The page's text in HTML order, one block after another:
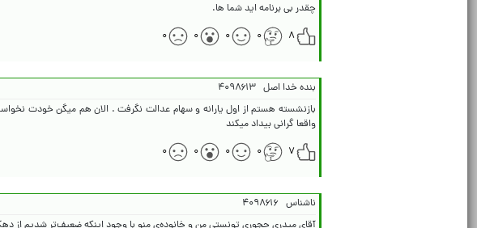
چقدر بی برنامه اید شما ها.
۸
۰ ۰ ۰ ۰
بنده خدا اصل ۴۰۹۸۶۱۳
بازنشسته هستم از اول یارانه و سهام عدالت نگرفت . الان هم میگن خودت
واقعا گرانی بیداد میکند
۷
۰ ۰ ۰ ۰
ناشناس ۴۰۹۸۶۱۶